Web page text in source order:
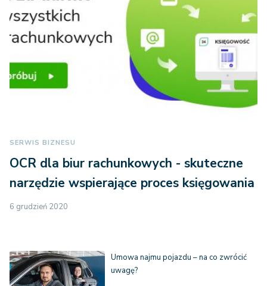
SERWIS BIZNESU
OCR dla biur rachunkowych - skuteczne
narzędzie wspierające proces księgowania
6 grudzień 2020
Umowa najmu pojazdu – na co zwrócić
uwagę?